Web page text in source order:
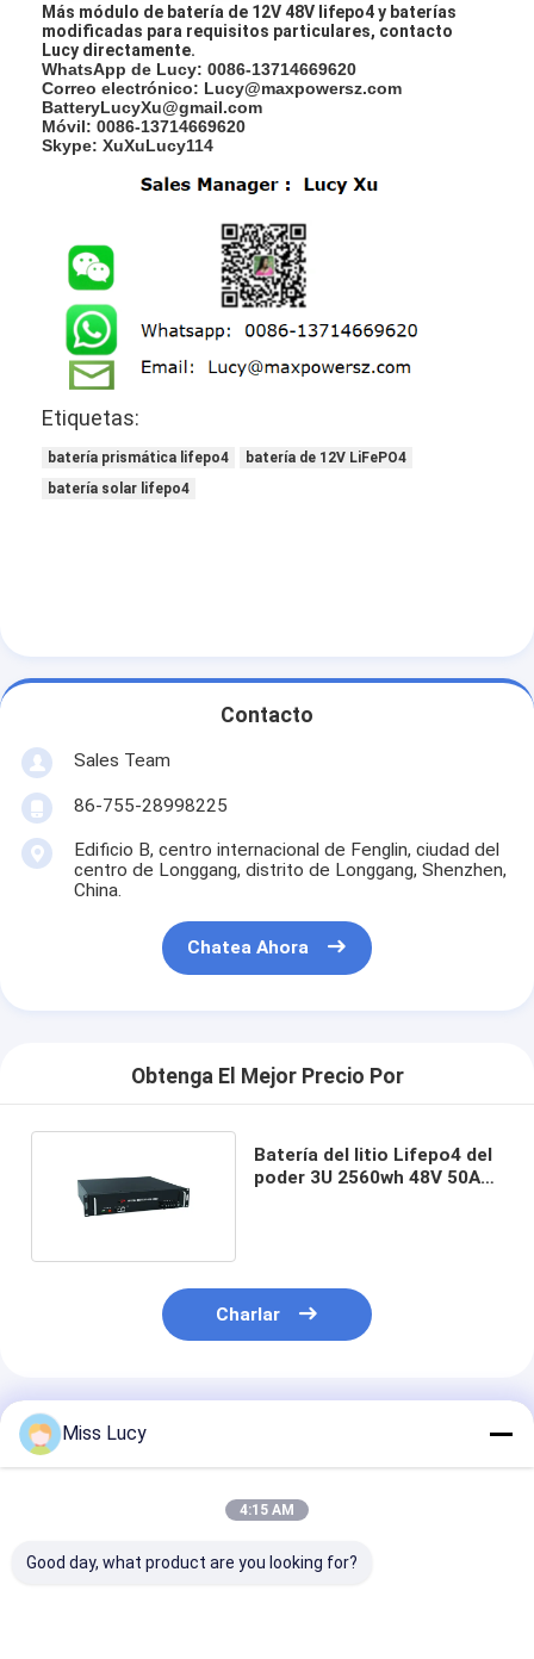
baterías de almacenamiento de energía
Baterías recargables de NiMH
baterías recargables NiCd
LCD cargador de batería
paquetes de baterías de NiMH
Los paquetes de baterías de NiCd
paquetes de batería de ion de litio
batería recargable linterna
Batería de Li Mno2
Más módulo de batería de 12V 48V lifepo4 y baterías
modificadas para requisitos particulares, contacto
Lucy directamente.
WhatsApp de Lucy: 0086-13714669620
Correo electrónico: Lucy@maxpowersz.com
BatteryLucyXu@gmail.com
Móvil: 0086-13714669620
Skype: XuXuLucy114
Etiquetas:
batería prismática lifepo4
batería de 12V LiFePO4
batería solar lifepo4
Contacto
Sales Team
86-755-28998225
Edificio B, centro internacional de Fenglin, ciudad del
centro de Longgang, distrito de Longgang, Shenzhen,
China.
Chatea Ahora
Obtenga El Mejor Precio Por
Batería del litio Lifepo4 del
poder 3U 2560wh 48V 50Ah
Charlar
Productos Recomendados
Miss Lucy
4:15 AM
Good day, what product are you looking for?